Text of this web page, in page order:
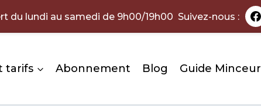
du lundi au samedi de 9h00/19h00 Suivez-nous :
tarifs Abonnement Blog Guide Minceur